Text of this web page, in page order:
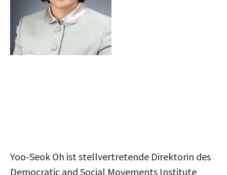
Yoo-Seok Oh ist stellvertretende Direktorin des
Democratic and Social Movements Institute